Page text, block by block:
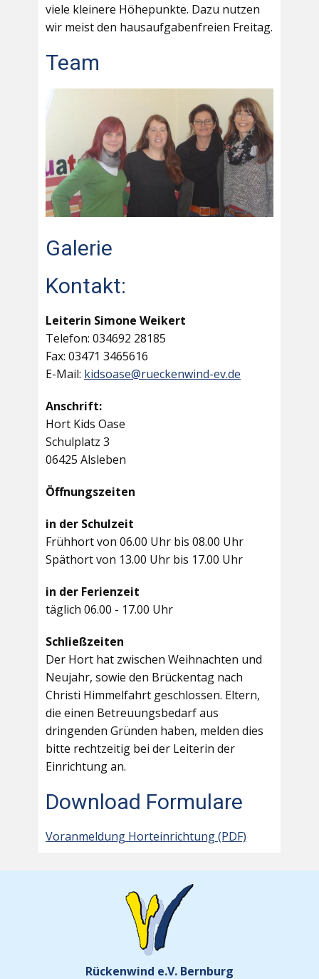
viele kleinere Höhepunkte. Dazu nutzen
wir meist den hausaufgabenfreien Freitag.
Team
Galerie
Kontakt:
Leiterin Simone Weikert
Telefon: 034692 28185
Fax: 03471 3465616
E-Mail: kidsoase@rueckenwind-ev.de
Anschrift:
Hort Kids Oase
Schulplatz 3
06425 Alsleben
Öffnungszeiten
in der Schulzeit
Frühhort von 06.00 Uhr bis 08.00 Uhr
Späthort von 13.00 Uhr bis 17.00 Uhr
in der Ferienzeit
täglich 06.00 - 17.00 Uhr
Schließzeiten
Der Hort hat zwischen Weihnachten und
Neujahr, sowie den Brückentag nach
Christi Himmelfahrt geschlossen. Eltern,
die einen Betreuungsbedarf aus
dringenden Gründen haben, melden dies
bitte rechtzeitig bei der Leiterin der
Einrichtung an.
Download Formulare
Voranmeldung Horteinrichtung (PDF)
Rückenwind e.V. Bernburg